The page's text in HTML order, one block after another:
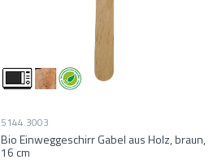
5144.3003
Bio Einweggeschirr Gabel aus Holz, braun,
16 cm